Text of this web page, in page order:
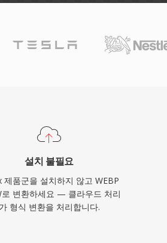
설치 불필요
제품군을 설치하지 않고 WEBP
로 변환하세요 — 클라우드 처리
가 형식 변환을 처리합니다.